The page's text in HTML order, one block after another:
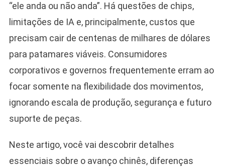
“ele anda ou não anda”. Há questões de chips,
limitações de IA e, principalmente, custos que
precisam cair de centenas de milhares de dólares
para patamares viáveis. Consumidores
corporativos e governos frequentemente erram ao
focar somente na flexibilidade dos movimentos,
ignorando escala de produção, segurança e futuro
suporte de peças.
Neste artigo, você vai descobrir detalhes
essenciais sobre o avanço chinês, diferenças